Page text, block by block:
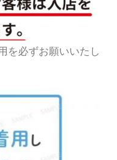
を必ずお願いいたし